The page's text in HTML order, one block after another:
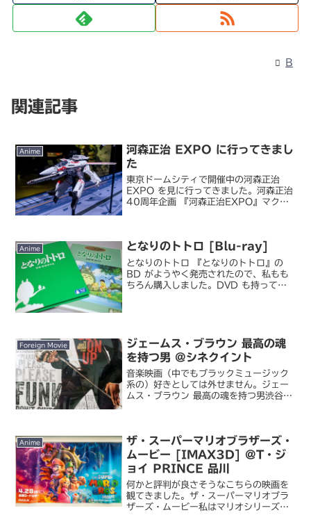
B
関連記事
Anime
河森正治 EXPO に行ってきまし
た
東京ドームシティで開催中の河森正治
EXPO を見に行ってきました。河森正治
40周年企画 『河森正治EXPO』マクロ
ビュー 40 周...
Anime となりのトトロ [Blu-ray]
となりのトトロ 『となりのトトロ』の
BD がようやく発売されたので、私もも
ちろん購入しました。DVD も持ってい
Foreign Movie
ジェームス・ブラウン 最高の魂
を持つ男 @シネクイント
音楽映画（中でもブラックミュージック
系の）好きとしては外せません。ジェー
ムス・ブラウン 最高の魂を持つ男渋谷パ
れだけ有名なミ...
Anime
ザ・スーパーマリオブラザーズ・
ムービー [IMAX3D] @T・ジ
ョイ PRINCE 品川
何かと評判が良さそうなこちらの映画を
観てきました。ザ・スーパーマリオブラ
ザーズ・ムービー私はマリオシリーズは